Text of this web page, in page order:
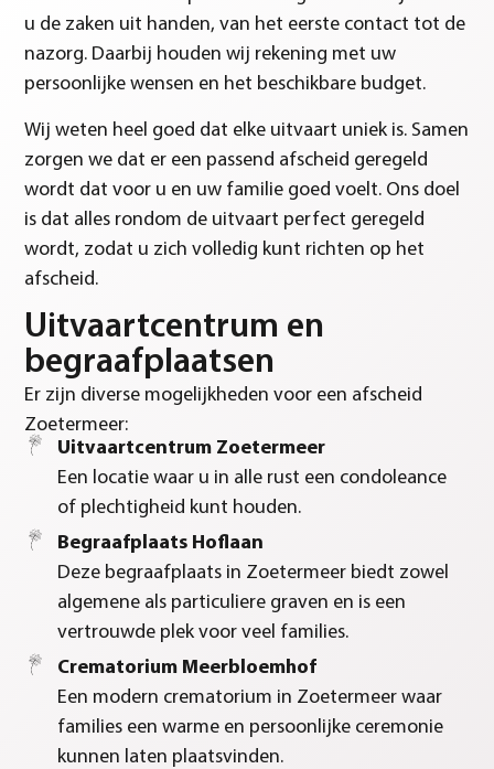
u de zaken uit handen, van het eerste contact tot de
nazorg. Daarbij houden wij rekening met uw
persoonlijke wensen en het beschikbare budget.
Wij weten heel goed dat elke uitvaart uniek is. Samen
zorgen we dat er een passend afscheid geregeld
wordt dat voor u en uw familie goed voelt. Ons doel
is dat alles rondom de uitvaart perfect geregeld
wordt, zodat u zich volledig kunt richten op het
afscheid.
Uitvaartcentrum en
begraafplaatsen
Er zijn diverse mogelijkheden voor een afscheid
Zoetermeer:
Uitvaartcentrum Zoetermeer
Een locatie waar u in alle rust een condoleance
of plechtigheid kunt houden.
Begraafplaats Hoflaan
Deze begraafplaats in Zoetermeer biedt zowel
algemene als particuliere graven en is een
vertrouwde plek voor veel families.
Crematorium Meerbloemhof
Een modern crematorium in Zoetermeer waar
families een warme en persoonlijke ceremonie
kunnen laten plaatsvinden.